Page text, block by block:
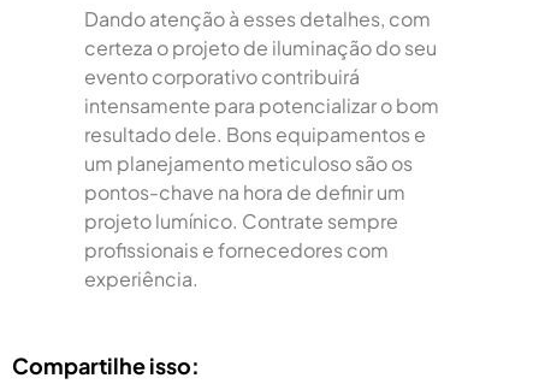
Dando atenção à esses detalhes, com
certeza o projeto de iluminação do seu
evento corporativo contribuirá
intensamente para potencializar o bom
resultado dele. Bons equipamentos e
um planejamento meticuloso são os
pontos-chave na hora de definir um
projeto lumínico. Contrate sempre
profissionais e fornecedores com
experiência.
Compartilhe isso: